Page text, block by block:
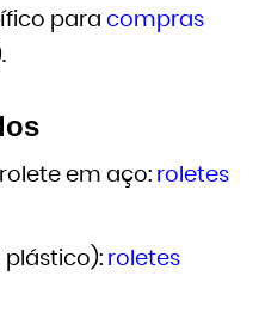
para compras
em aço: roletes
plástico): roletes